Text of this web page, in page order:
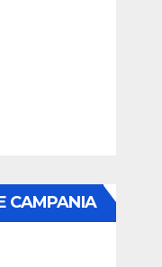
CAMPANIA